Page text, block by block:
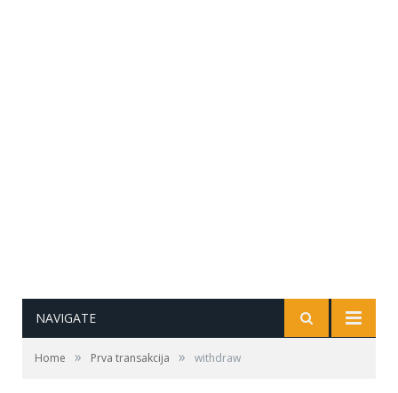
NAVIGATE
Home » Prva transakcija » withdraw